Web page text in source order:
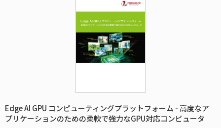
Edge AI GPU コンピューティングプラットフォーム - 高度なア
プリケーションのための柔軟で強力なGPU対応コンピュータ